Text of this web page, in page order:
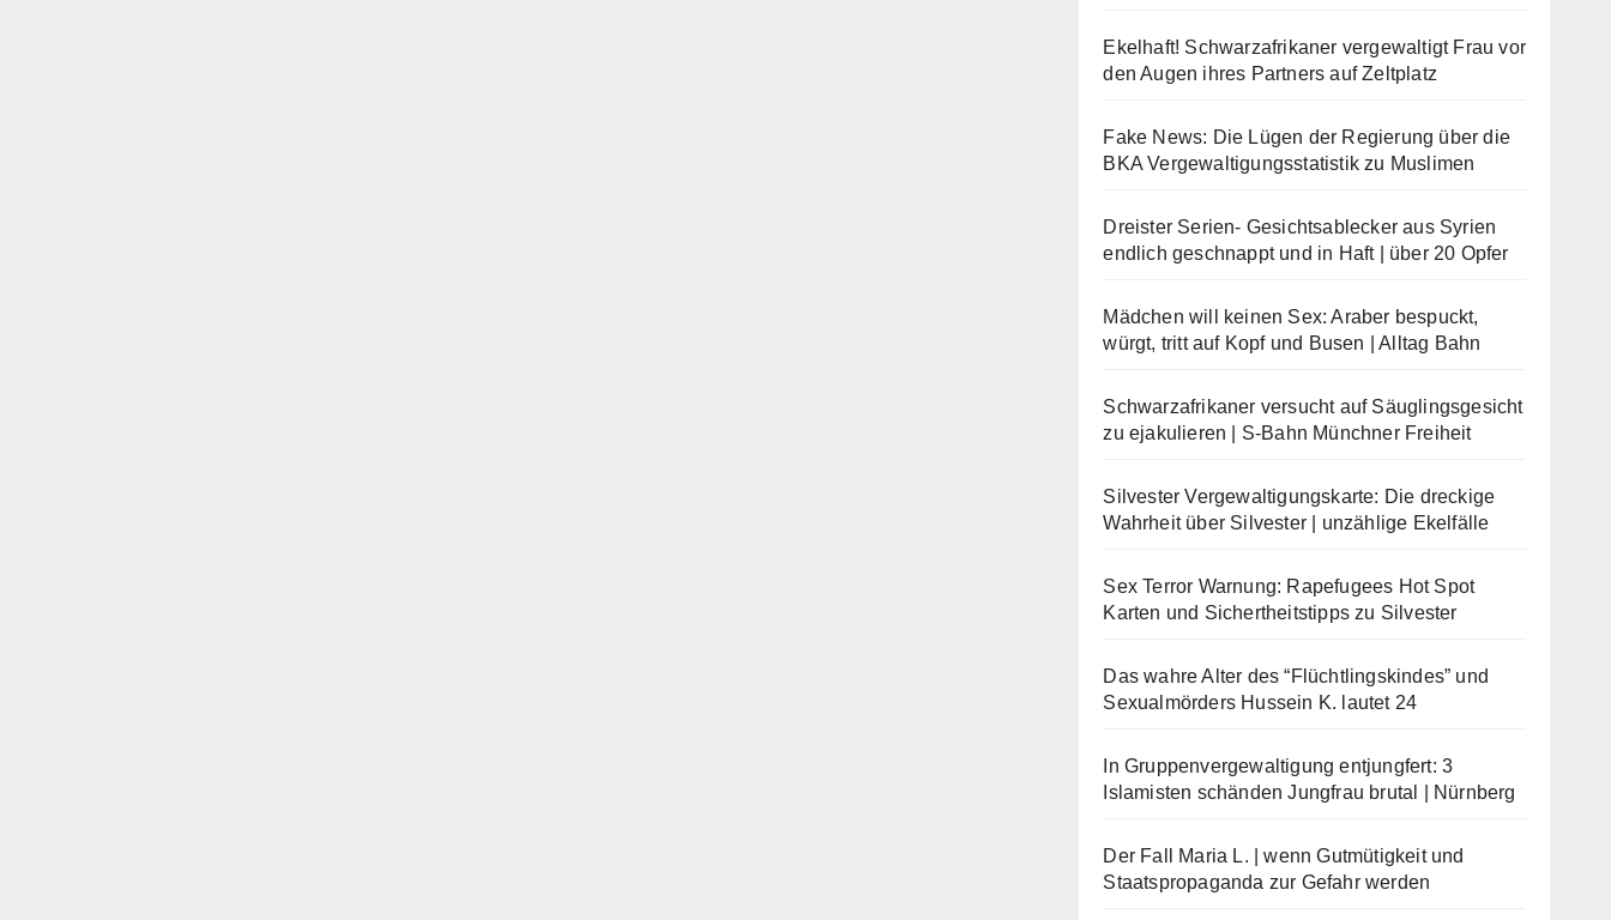
Ekelhaft! Schwarzafrikaner vergewaltigt Frau vor
den Augen ihres Partners auf Zeltplatz
Fake News: Die Lügen der Regierung über die
BKA Vergewaltigungsstatistik zu Muslimen
Dreister Serien- Gesichtsablecker aus Syrien
endlich geschnappt und in Haft | über 20 Opfer
Mädchen will keinen Sex: Araber bespuckt,
würgt, tritt auf Kopf und Busen | Alltag Bahn
Schwarzafrikaner versucht auf Säuglingsgesicht
zu ejakulieren | S-Bahn Münchner Freiheit
Silvester Vergewaltigungskarte: Die dreckige
Wahrheit über Silvester | unzählige Ekelfälle
Sex Terror Warnung: Rapefugees Hot Spot
Karten und Sichertheitstipps zu Silvester
Das wahre Alter des “Flüchtlingskindes” und
Sexualmörders Hussein K. lautet 24
In Gruppenvergewaltigung entjungfert: 3
Islamisten schänden Jungfrau brutal | Nürnberg
Der Fall Maria L. | wenn Gutmütigkeit und
Staatspropaganda zur Gefahr werden